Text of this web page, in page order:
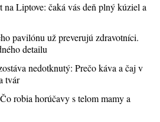
Liptove: čaká vás deň plný kúziel a
pavilónu už preverujú zdravotníci.
detailu
nedotknutý: Prečo káva a čaj v
tvár
robia horúčavy s telom mamy a